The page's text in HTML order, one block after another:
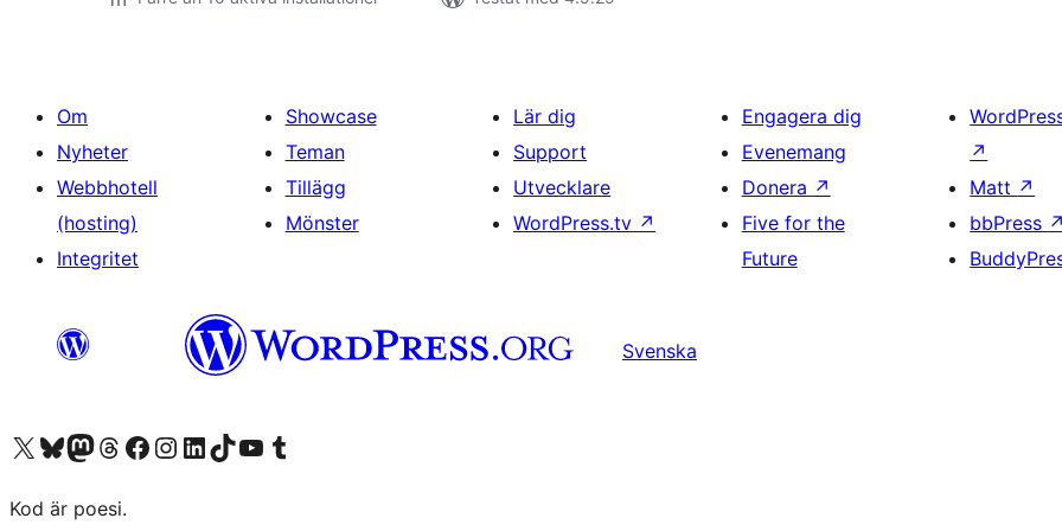
Om
Nyheter
Webbhotell
(hosting)
Integritet
Showcase
Teman
Tillägg
Mönster
Lär dig
Support
Utvecklare
WordPress.tv ↗
Engagera dig
Evenemang
Donera ↗
Five for the
Future
↗
Matt ↗
bbPress ↗
Svenska
Besök vår X-konto (f.d. Twitter)
Besök vårt Bluesky-konto
Besök vårt Mastodon-konto
Besök vårt Thread-konto
Besök vår Facebook-sidaBesök vårt Instagram-konto
Besök vårt LinkedIn-konto
Besök vårt TikTok-konto
Besök vår YouTube-kanalBesök vårt Tumblr-konto
Kod är poesi.